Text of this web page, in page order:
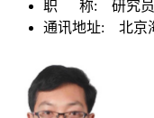
职 称: 研究员
通讯地址: 北京